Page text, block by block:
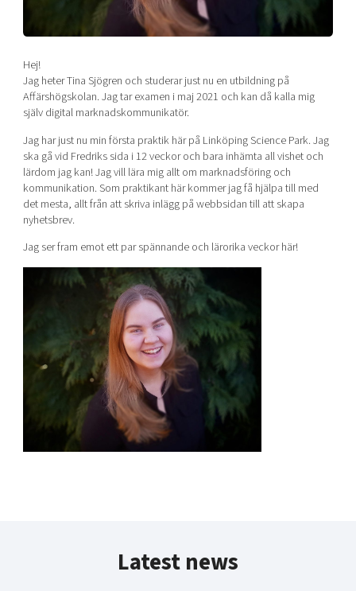
Shaping cities and regions
Bright East
East Sweden Tech Women
Reversed mentorship
Current offers and activities
Talent & skills
Startup & industry collaboration
Offers to boost your business
Funding opportunities
Our community of companies
Projects
Publications
Project toolbox
Our clusters
Reach out to us
Locations
Today's lunch in Mjärdevi
Hej!
Jag heter Tina Sjögren och studerar just nu en utbildning på
Affärshögskolan. Jag tar examen i maj 2021 och kan då kalla mig
själv digital marknadskommunikatör.
Jag har just nu min första praktik här på Linköping Science Park. Jag
ska gå vid Fredriks sida i 12 veckor och bara inhämta all vishet och
lärdom jag kan! Jag vill lära mig allt om marknadsföring och
kommunikation. Som praktikant här kommer jag få hjälpa till med
det mesta, allt från att skriva inlägg på webbsidan till att skapa
nyhetsbrev.
Jag ser fram emot ett par spännande och lärorika veckor här!
Latest news